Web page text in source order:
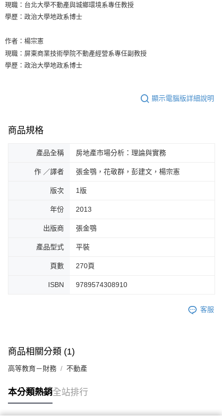
現職：台北大學不動產與城鄉環境系專任教授
學歷：政治大學地政系博士
作者：楊宗憲
現職：屏東商業技術學院不動產經營系專任副教授
學歷：政治大學地政系博士
顯示電腦版詳細說明
商品規格
產品全稱 房地產市場分析：理論與實務
作 ／譯者 張金鶚，花敬群，彭建文，楊宗憲
版次 1版
年份 2013
出版商 張金鶚
產品型式 平裝
頁數 270頁
ISBN 9789574308910
客服
商品相關分類 (1)
高等教育－財務 不動產
本分類熱銷全站排行